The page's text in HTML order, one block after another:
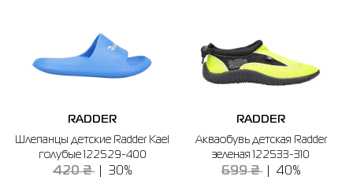
RADDER
Шлепанцы детские Radder Kael
голубые 122529-400
420 ₴ 30%
RADDER
Акваобувь детская Radder
зеленая 122533-310
699 ₴ 40%